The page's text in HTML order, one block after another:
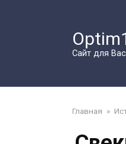
Сайт для
Главная »